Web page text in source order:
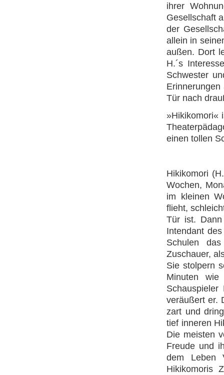
ihrer
Gesellschaft
der
allein in
außen. Dort
H.´s
Schwester
Tür nach
»Hikikomori«
einen tollen
Hikikomori
Wochen,
im kleinen
flieht,
Tür ist.
Intendant
Schulen das
Zuschauer,
Sie stolpern
Minuten
veräußert er.
zart und
tief inneren
Die meisten
Freude und
dem Leben
Hikikomoris